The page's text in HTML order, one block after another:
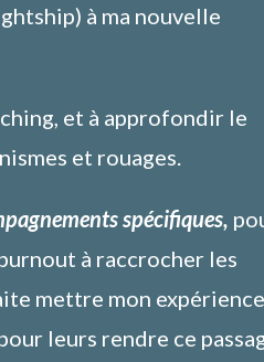
à ma nouvelle
et à approfondir le
et rouages.
spécifiques,
à raccrocher les
mettre mon
leurs rendre ce